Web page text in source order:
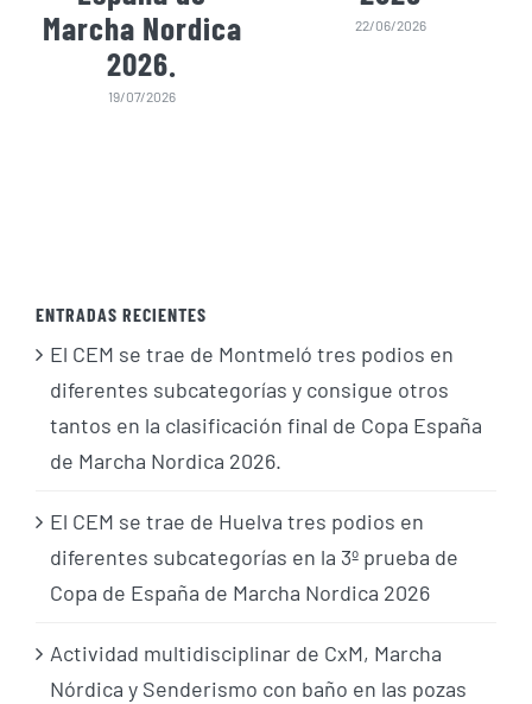
Marcha Nordica
2026.
19/07/2026
22/06/2026
ENTRADAS RECIENTES
El CEM se trae de Montmeló tres podios en
diferentes subcategorías y consigue otros
tantos en la clasificación final de Copa España
de Marcha Nordica 2026.
El CEM se trae de Huelva tres podios en
diferentes subcategorías en la 3º prueba de
Copa de España de Marcha Nordica 2026
Actividad multidisciplinar de CxM, Marcha
Nórdica y Senderismo con baño en las pozas